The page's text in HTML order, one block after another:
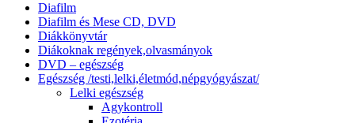
Diafilm
Diafilm és Mese CD, DVD
Diákkönyvtár
Diákoknak regények,olvasmányok
DVD – egészség
Egészség /testi,lelki,életmód,népgyógyászat/
Lelki egészség
Agykontroll